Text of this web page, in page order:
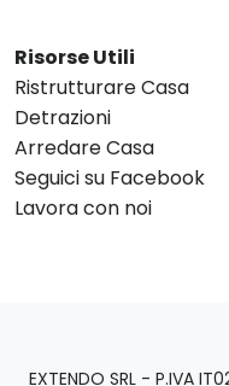
Risorse Utili
Ristrutturare Casa
Detrazioni
Arredare Casa
Seguici su Facebook
Lavora con noi
EXTENDO SRL - P.IVA